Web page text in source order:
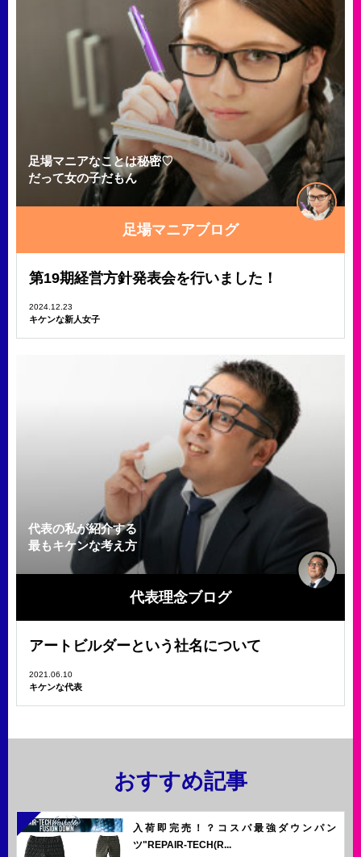
足場マニアなことは秘密♡
だって女の子だもん
足場マニアブログ
第19期経営方針発表会を行いました！
2024.12.23
キケンな新人女子
代表の私が紹介する
最もキケンな考え方
代表理念ブログ
アートビルダーという社名について
2021.06.10
キケンな代表
おすすめ記事
入荷即完売！？コスパ最強ダウンパン
ツ"REPAIR-TECH(R...